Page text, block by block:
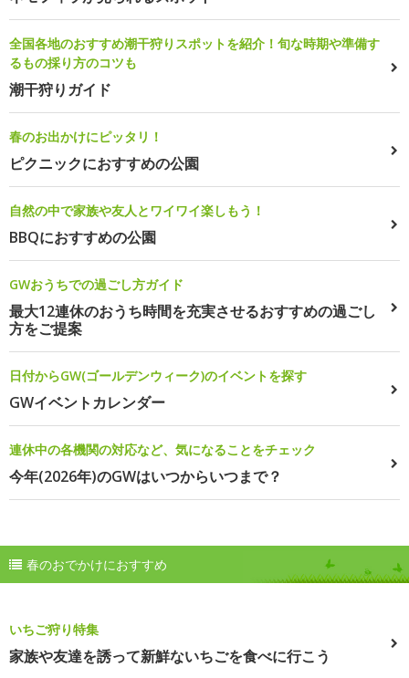
全国各地のおすすめ潮干狩りスポットを紹介！旬な時期や準備す
るもの採り方のコツも
潮干狩りガイド
春のお出かけにピッタリ！
ピクニックにおすすめの公園
自然の中で家族や友人とワイワイ楽しもう！
BBQにおすすめの公園
GWおうちでの過ごし方ガイド
最大12連休のおうち時間を充実させるおすすめの過ごし
方をご提案
日付からGW(ゴールデンウィーク)のイベントを探す
GWイベントカレンダー
連休中の各機関の対応など、気になることをチェック
今年(2026年)のGWはいつからいつまで？
春のおでかけにおすすめ
いちご狩り特集
家族や友達を誘って新鮮ないちごを食べに行こう